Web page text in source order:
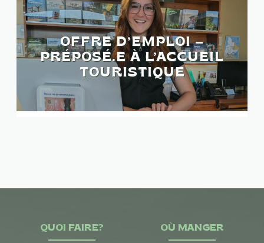
OFFRE D’EMPLOI –
PRÉPOSÉ.E À L’ACCUEIL
TOURISTIQUE
QUOI FAIRE? OÙ MANGER